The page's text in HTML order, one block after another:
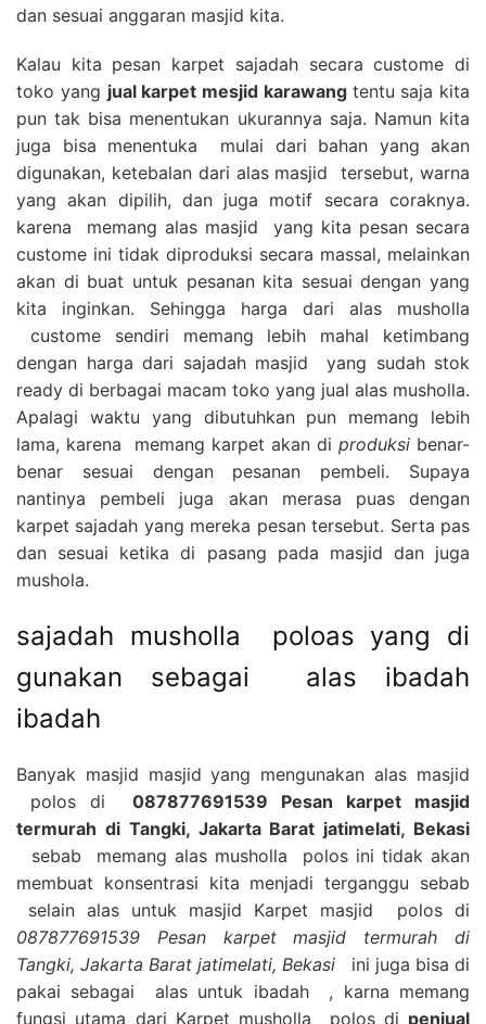
dan sesuai anggaran masjid kita.
Kalau kita pesan karpet sajadah secara custome di
toko yang jual karpet mesjid karawang tentu saja kita
pun tak bisa menentukan ukurannya saja. Namun kita
juga bisa menentuka mulai dari bahan yang akan
digunakan, ketebalan dari alas masjid tersebut, warna
yang akan dipilih, dan juga motif secara coraknya.
karena memang alas masjid yang kita pesan secara
custome ini tidak diproduksi secara massal, melainkan
akan di buat untuk pesanan kita sesuai dengan yang
kita inginkan. Sehingga harga dari alas musholla
custome sendiri memang lebih mahal ketimbang
dengan harga dari sajadah masjid yang sudah stok
ready di berbagai macam toko yang jual alas musholla.
Apalagi waktu yang dibutuhkan pun memang lebih
lama, karena memang karpet akan di produksi benar-
benar sesuai dengan pesanan pembeli. Supaya
nantinya pembeli juga akan merasa puas dengan
karpet sajadah yang mereka pesan tersebut. Serta pas
dan sesuai ketika di pasang pada masjid dan juga
mushola.
sajadah musholla poloas yang di
gunakan sebagai alas ibadah
ibadah
Banyak masjid masjid yang mengunakan alas masjid
polos di087877691539 Pesan karpet masjid
termurah di Tangki, Jakarta Barat jatimelati, Bekasi
sebab memang alas musholla polos ini tidak akan
membuat konsentrasi kita menjadi terganggu sebab
selain alas untuk masjid Karpet masjid polos di
087877691539 Pesan karpet masjid termurah di
Tangki, Jakarta Barat jatimelati, Bekasi ini juga bisa di
pakai sebagai alas untuk ibadah , karna memang
fungsi utama dari Karpet musholla polos di penjual